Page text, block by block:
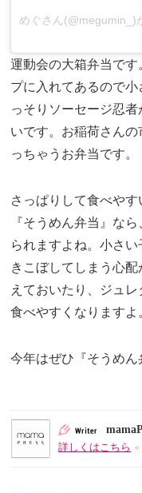
めぐさん(@megumin_)
運動会の大箱弁当で
プに入れてあるので
っそりソーセージ忍
いです。お稲荷さん
っちゃうお弁当です。
さっぱりして食べや
『そうめん弁当』な
られますよね。小さ
きこぼしてしまう心
えておいたり、ジュ
食べやすくなりますよ
今年はぜひ『そうめ
詳しくはこちら